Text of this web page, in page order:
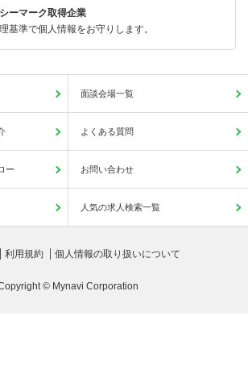
ーマーク取得企業
基準で個人情報をお守りします。
面談会場一覧
よくある質問
ー お問い合わせ
人気の求人検索一覧
利用規約 個人情報の取り扱いについて
© Mynavi Corporation